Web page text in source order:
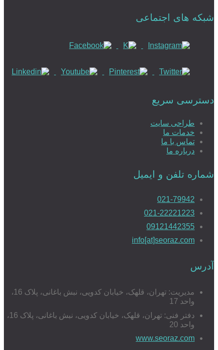
شبکه های اجتماعی
دسترسی سریع
طراحی سایت
خدمات ما
تماس با ما
درباره ما
شماره تلفن و ایمیل
021-79942
021-22221223
09121442355
info[at]seoraz.com
آدرس
مدیریت: تهران، قلهک، خیابان کدویی، نبش باغانی، پلاک 16،
واحد 17
دفتر فنی: تهران، قلهک، خیابان کدویی، نبش باغانی، پلاک 16،
واحد 20
www.seoraz.com